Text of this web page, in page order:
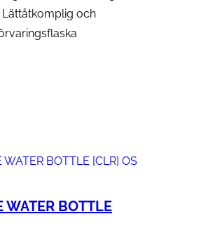
Lättåtkomplig och
WATER BOTTLE